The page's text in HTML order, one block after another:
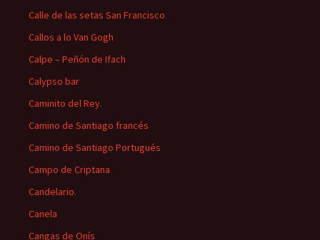
Calle de las setas San Francisco
Callos a lo Van Gogh
Calpe – Peñón de Ifach
Calypso bar
Caminito del Rey.
Camino de Santiago francés
Camino de Santiago Portugués
Campo de Criptana
Candelario.
Canela
Cangas de Onís